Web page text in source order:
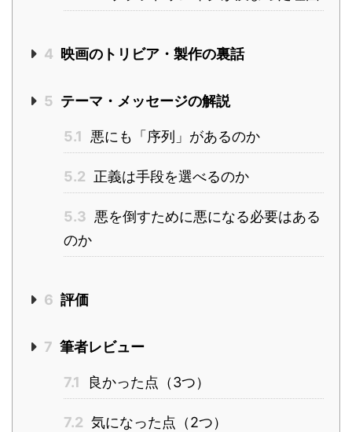
4 映画のトリビア・製作の裏話
5 テーマ・メッセージの解説
5.1 悪にも「序列」があるのか
5.2 正義は手段を選べるのか
5.3 悪を倒すために悪になる必要はある
のか
6 評価
7 筆者レビュー
7.1 良かった点（3つ）
7.2 気になった点（2つ）